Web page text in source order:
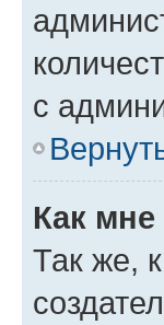
с
Как
Так же,